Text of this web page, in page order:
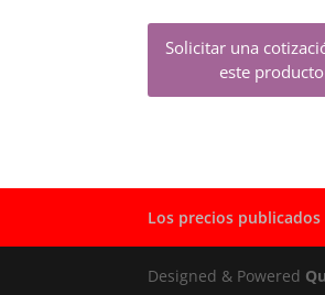
Solicitar una
este producto
Los precios
Designed & Powered